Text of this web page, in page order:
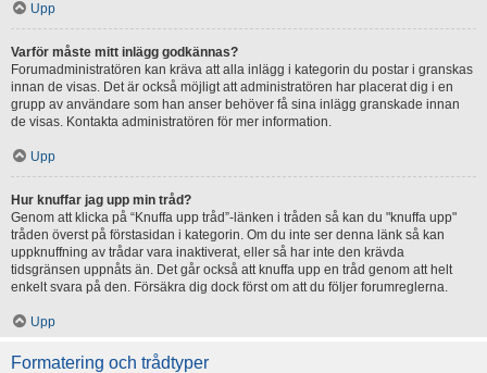
Upp
Varför måste mitt inlägg godkännas?
Forumadministratören kan kräva att alla inlägg i kategorin du postar i granskas
innan de visas. Det är också möjligt att administratören har placerat dig i en
grupp av användare som han anser behöver få sina inlägg granskade innan
de visas. Kontakta administratören för mer information.
Upp
Hur knuffar jag upp min tråd?
Genom att klicka på “Knuffa upp tråd”-länken i tråden så kan du "knuffa upp"
tråden överst på förstasidan i kategorin. Om du inte ser denna länk så kan
uppknuffning av trådar vara inaktiverat, eller så har inte den krävda
tidsgränsen uppnåts än. Det går också att knuffa upp en tråd genom att helt
enkelt svara på den. Försäkra dig dock först om att du följer forumreglerna.
Upp
Formatering och trådtyper